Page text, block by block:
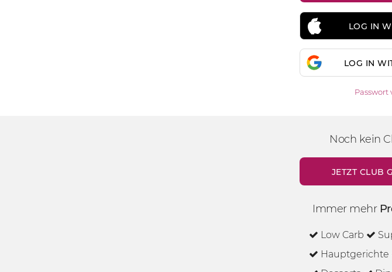
LOG IN
LOG IN
Passwort
Noch kein
JETZT CLUB
Immer mehr
Low Carb
Hauptgerichte